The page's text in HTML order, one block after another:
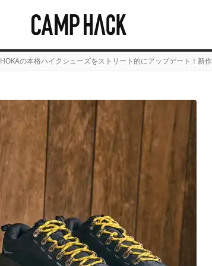
HOKAの本格ハイクシューズをストリート的にアップデート！新